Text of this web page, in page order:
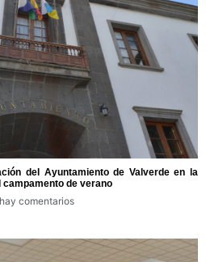
del Ayuntamiento de Valverde en la
de verano
comentarios